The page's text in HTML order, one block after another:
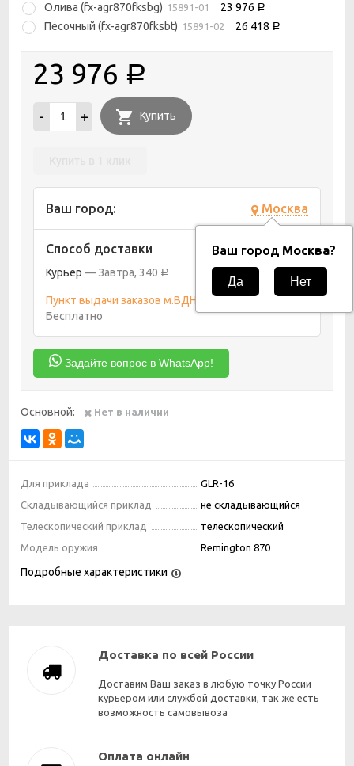
Олива (fx-agr870fksbg) 15891-01 23 976 Р
Песочный (fx-agr870fksbt) 15891-02 26 418 Р
23 976 Р
- + Купить
Ваш город: Москва
Ваш город Москва?
Способ доставки
Курьер Завтра 340 Р
Пункт выдачи заказов м.ВДНХ
Сегодня
Бесплатно
Задайте вопрос в WhatsApp!
Основной: Нет в наличии
Для приклада
GLR-16
Складывающийся приклад
не складывающийся
Телескопический приклад
телескопический
Модель оружия
Remington 870
Подробные характеристики
Доставка по всей России
Доставим Ваш заказ в любую точку России
курьером или службой доставки, так же есть
возможность самовывоза
Оплата онлайн